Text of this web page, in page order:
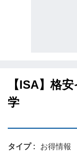
【ISA】格
学
タイプ お得情報